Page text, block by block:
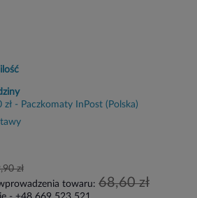
zł - Paczkomaty InPost (Polska)
zł
towaru: 68,60 zł